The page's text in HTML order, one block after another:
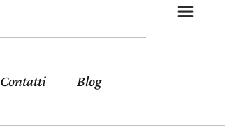
Contatti Blog